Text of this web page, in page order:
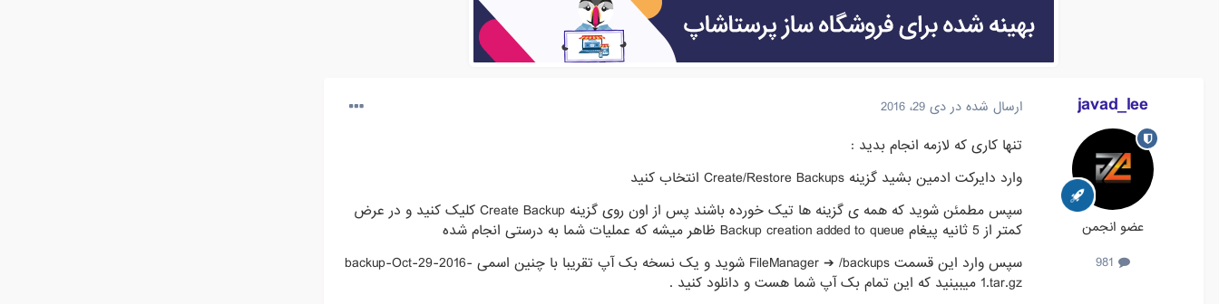
javad_lee
عضو انجمن
ارسال شده در دی 29، 2016
تنها کاری که لازمه انجام بدید :
وارد دایرکت ادمین بشید گزینه Create/Restore Backups انتخاب کنید
سپس مطمئن شوید که همه ی گزینه ها تیک خورده باشند پس از اون روی گزینه Create Backup کلیک کنید و در عرض
کمتر از 5 ثانیه پیغام Backup creation added to queue ظاهر میشه که عملیات شما به درستی انجام شده
سپس وارد این قسمت FileManager ➔ /backups شوید و یک نسخه بک آپ تقریبا با چنین اسمی backup-Oct-29-2016-
1.tar.gz میبینید که این تمام بک آپ شما هست و دانلود کنید .